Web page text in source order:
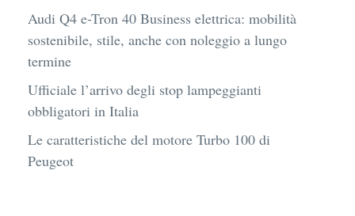
Audi Q4 e-Tron 40 Business elettrica: mobilità
sostenibile, stile, anche con noleggio a lungo
termine
Ufficiale l’arrivo degli stop lampeggianti
obbligatori in Italia
Le caratteristiche del motore Turbo 100 di
Peugeot